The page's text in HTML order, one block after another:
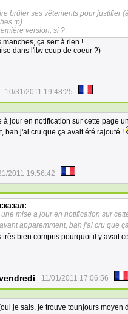
brûler ses vêtements pour justifier
:p)
version, si ?
manches, ça sert à rien !
dans l'itw coup de coeur ?)
10/31/2011 19:48:25
à jour en notification sur cette page
bah j'ai cru que ça avait été rajouté !
2011 19:56:42
сказал:
mise à jour en notification sur
apparemment, bah j'ai cru que
très bien compris pourquoi il y avait
11/01/2011 17:06:56
je sais, je trouve tounjours moyen